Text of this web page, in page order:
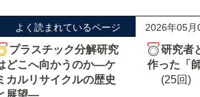
よく読まれているページ 2026年05月
プラスチック分解研究
どこへ向かうのか―ケ
カルリサイクルの歴史
展望―
研究者
作った「
(25回)